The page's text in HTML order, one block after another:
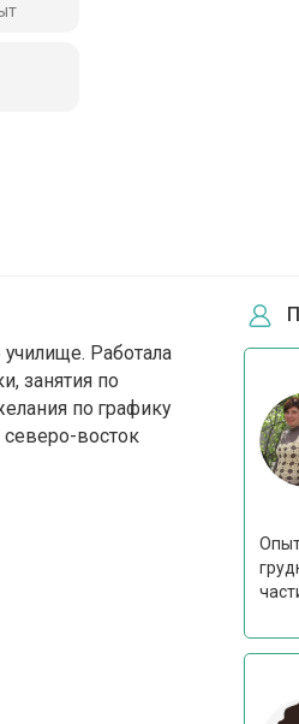
Работала
занятия по
по графику
восток